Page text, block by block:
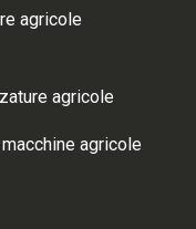
agricole
agricole
agricole